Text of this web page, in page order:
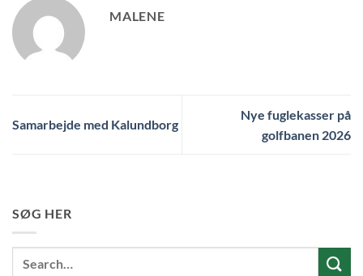
MALENE
Samarbejde med Kalundborg
Nye fuglekasser på
golfbanen 2026
SØG HER